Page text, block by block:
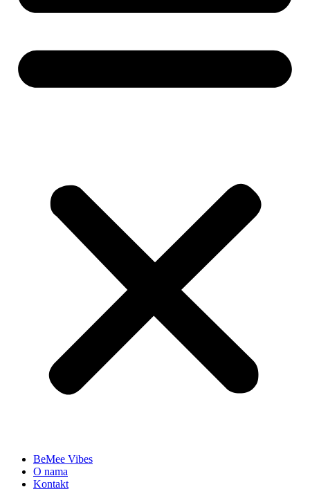
BeMee Vibes
O nama
Kontakt